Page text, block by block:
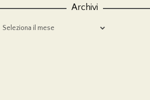
Archivi
Archivi